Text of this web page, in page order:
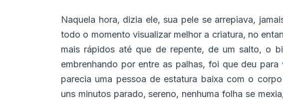
Naquela hora, dizia ele, sua pele se arrepiava,
todo o momento visualizar melhor a criatura, no
mais rápidos até que de repente, de um salto, o
embrenhando por entre as palhas, foi que deu
parecia uma pessoa de estatura baixa com o
uns minutos parado, sereno, nenhuma folha se